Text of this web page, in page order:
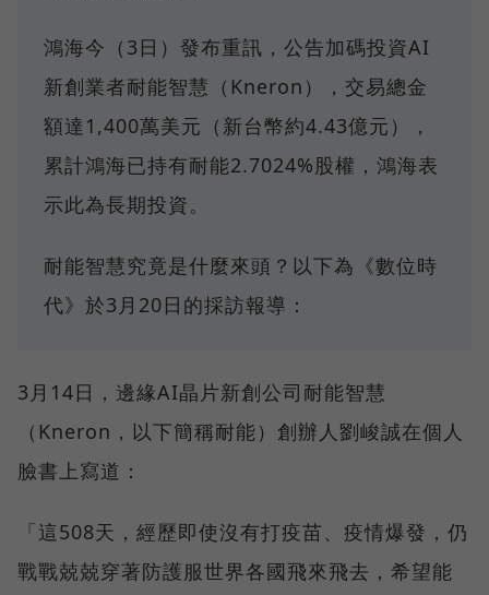
鴻海今（3日）發布重訊，公告加碼投資AI
新創業者耐能智慧（Kneron），交易總金
額達1,400萬美元（新台幣約4.43億元），
累計鴻海已持有耐能2.7024%股權，鴻海表
示此為長期投資。
耐能智慧究竟是什麼來頭？以下為《數位時
代》於3月20日的採訪報導：
3月14日，邊緣AI晶片新創公司耐能智慧
（Kneron，以下簡稱耐能）創辦人劉峻誠在個人
臉書上寫道：
「這508天，經歷即使沒有打疫苗、疫情爆發，仍
戰戰兢兢穿著防護服世界各國飛來飛去，希望能